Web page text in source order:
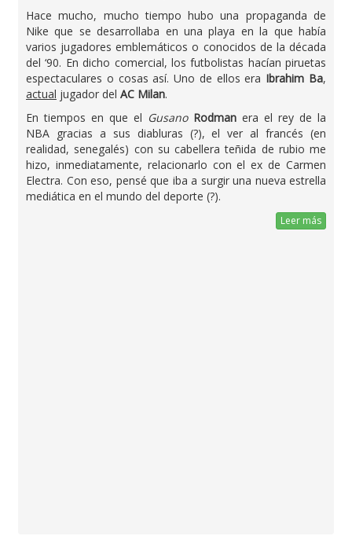
Hace mucho, mucho tiempo hubo una propaganda de
Nike que se desarrollaba en una playa en la que había
varios jugadores emblemáticos o conocidos de la década
del ‘90. En dicho comercial, los futbolistas hacían piruetas
espectaculares o cosas así. Uno de ellos era Ibrahim Ba,
actual jugador del AC Milan.
En tiempos en que el Gusano Rodman era el rey de la
NBA gracias a sus diabluras (?), el ver al francés (en
realidad, senegalés) con su cabellera teñida de rubio me
hizo, inmediatamente, relacionarlo con el ex de Carmen
Electra. Con eso, pensé que iba a surgir una nueva estrella
mediática en el mundo del deporte (?).
Leer más